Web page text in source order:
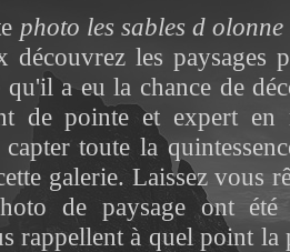
photo les sables d olonne
découvrez les paysages
qu'il a eu la chance de
de pointe et expert en
toute la
galerie. Laissez vous
de paysage ont été
rappellent à quel point la